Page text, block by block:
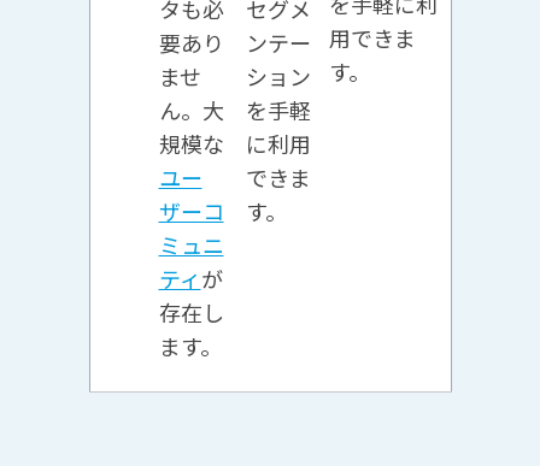
タも必
要あり
ませ
ん。大
規模な
ユー
ザーコ
ミュニ
ティが
存在し
ます。
セグメ
ンテー
ション
を手軽
に利用
できま
す。
用できま
す。